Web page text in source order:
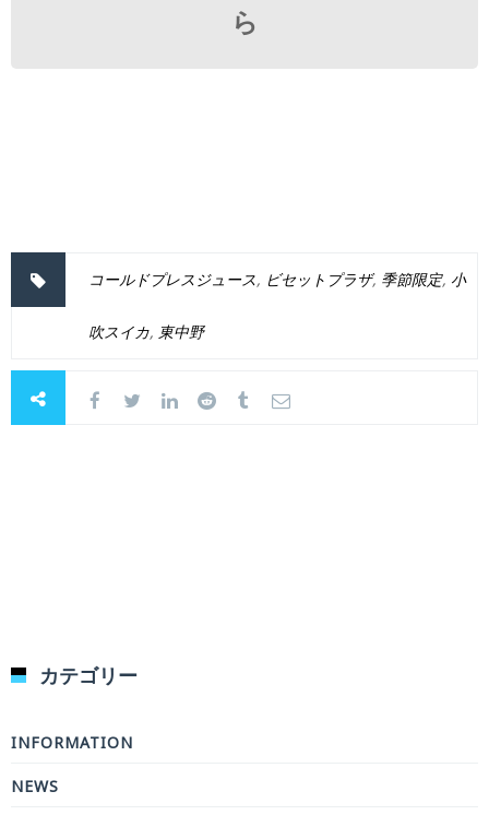
ら
コールドプレスジュース, ビセットプラザ, 季節限定, 小
吹スイカ, 東中野
カテゴリー
INFORMATION
NEWS